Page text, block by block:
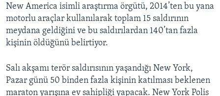
New America isimli araştırma örgütü, 2014’ten bu yana
motorlu araçlar kullanılarak toplam 15 saldırının
meydana geldiğini ve bu saldırılardan 140’tan fazla
kişinin öldüğünü belirtiyor.
Salı akşamı terör saldırısının yaşandığı New York,
Pazar günü 50 binden fazla kişinin katılması beklenen
maraton yarışına ev sahipliği yapacak. New York Polis